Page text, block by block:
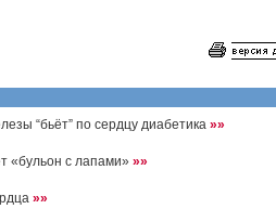
“бьёт” по сердцу диабетика »»
«бульон с лапами» »»
»»